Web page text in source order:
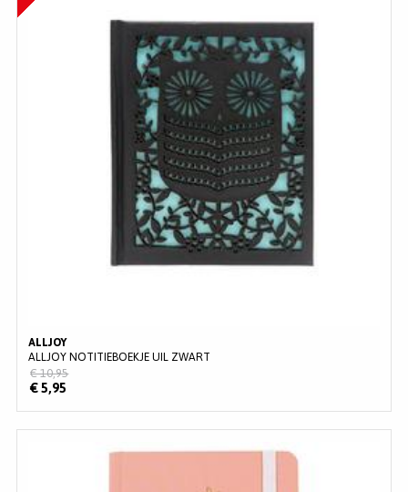
ALLJOY
ALLJOY NOTITIEBOEKJE UIL ZWART
€ 5,95
€ 10,95